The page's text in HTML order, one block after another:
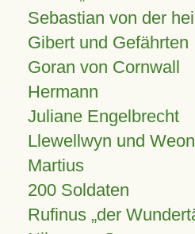
Sebastian von der
Gibert und Gefährten
Goran von Cornwall
Hermann
Juliane Engelbrecht
Llewellwyn und
Martius
200 Soldaten
Rufinus „der